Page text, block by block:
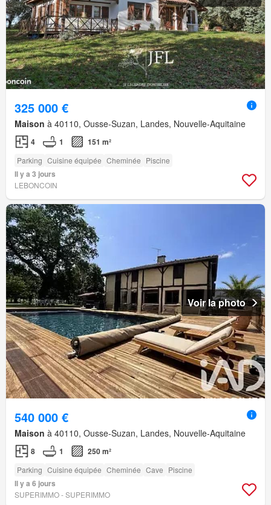
325 000 €
Maison à 40110, Ousse-Suzan, Landes, Nouvelle-Aquitaine
4 1 151 m²
Parking Cuisine équipée Cheminée Piscine
Il y a 3 jours
LEBONCOIN
Voir la photo
540 000 €
Maison à 40110, Ousse-Suzan, Landes, Nouvelle-Aquitaine
8 1 250 m²
Parking Cuisine équipée Cheminée Cave Piscine
Il y a 6 jours
SUPERIMMO - SUPERIMMO